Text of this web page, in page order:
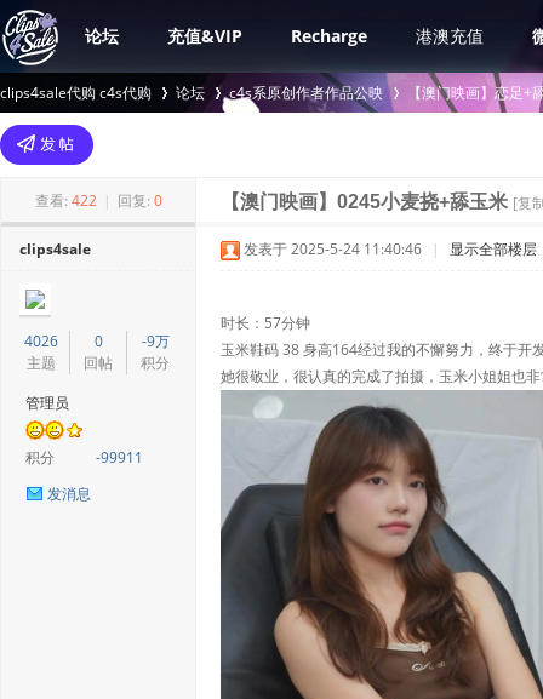
论坛 充值&VIP Recharge 港澳充值
clips4sale代购 c4s代购
>
论坛 c4s系原创作者作品公映
›
【澳门映画】恋足+
查看: 422 | 回复: 0 【澳门映画】0245小麦挠+舔玉米 [复
clips4sale
4026
主题
0
回帖
-9万
积分
管理员
积分
-99911
发消息
发表于 2025-5-24 11:40:46 | 显示全部楼层
时长：57分钟
玉米鞋码 38 身高164经过我的不懈努力，终于开
她很敬业，很认真的完成了拍摄，玉米小姐姐也